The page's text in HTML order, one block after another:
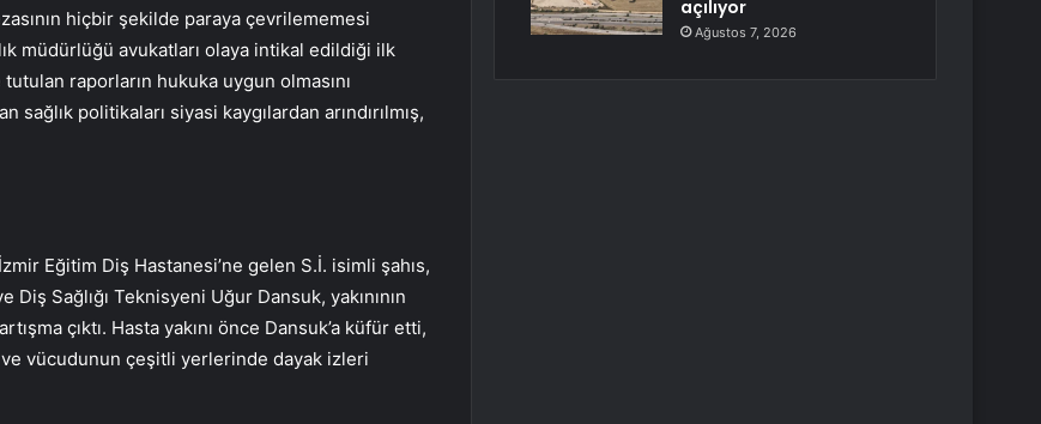
hiçbir şekilde paraya çevrilememesi
müdürlüğü avukatları olaya intikal edildiği ilk
raporların hukuka uygun olmasını
politikaları siyasi kaygılardan arındırılmış,
Eğitim Diş Hastanesi’ne gelen S.İ. isimli şahıs,
Sağlığı Teknisyeni Uğur Dansuk, yakınının
çıktı. Hasta yakını önce Dansuk’a küfür etti,
ve vücudunun çeşitli yerlerinde dayak izleri
açılıyor
Ağustos 7, 2026